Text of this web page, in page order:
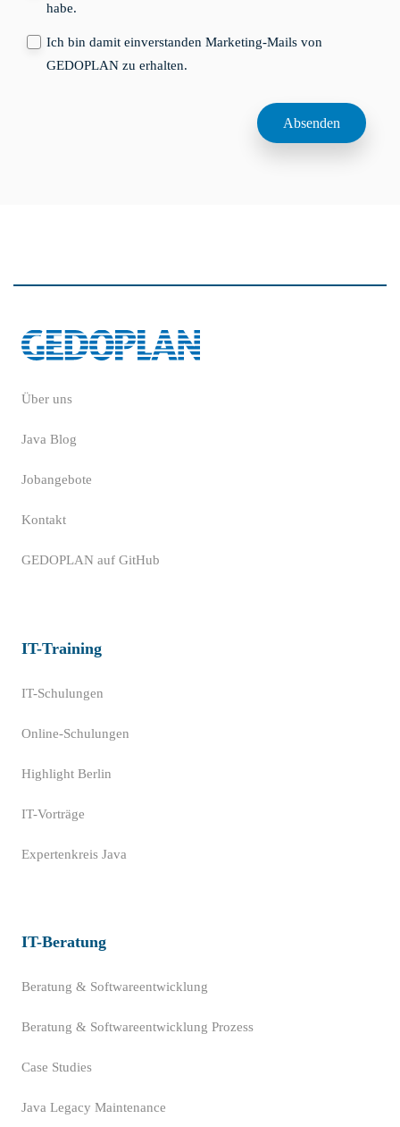
habe.
Ich bin damit einverstanden Marketing-Mails von
GEDOPLAN zu erhalten.
Über uns
Java Blog
Jobangebote
Kontakt
GEDOPLAN auf GitHub
IT-Training
IT-Schulungen
Online-Schulungen
Highlight Berlin
IT-Vorträge
Expertenkreis Java
IT-Beratung
Beratung & Softwareentwicklung
Beratung & Softwareentwicklung Prozess
Case Studies
Java Legacy Maintenance